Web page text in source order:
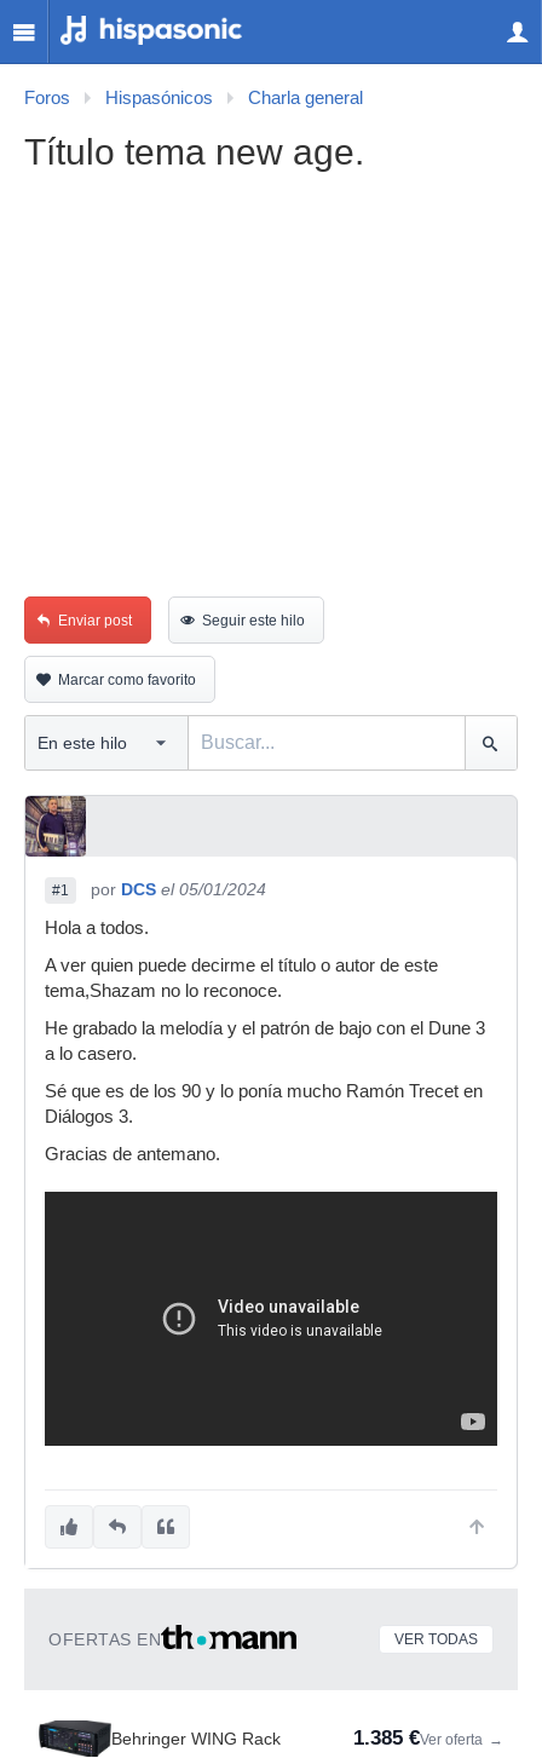
Foros Hispasónicos Charla general
Título tema new age.
Enviar post Seguir este hilo
Marcar como favorito
#1 por DCS el 05/01/2024
Hola a todos.
A ver quien puede decirme el título o autor de este
tema,Shazam no lo reconoce.
He grabado la melodía y el patrón de bajo con el Dune 3
a lo casero.
Sé que es de los 90 y lo ponía mucho Ramón Trecet en
Diálogos 3.
Gracias de antemano.
OFERTAS EN VER TODAS
Behringer WING Rack 1.385 €Ver oferta →